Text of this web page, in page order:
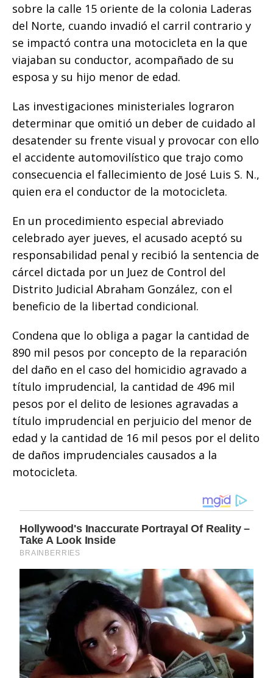
sobre la calle 15 oriente de la colonia Laderas
del Norte, cuando invadió el carril contrario y
se impactó contra una motocicleta en la que
viajaban su conductor, acompañado de su
esposa y su hijo menor de edad.
Las investigaciones ministeriales lograron
determinar que omitió un deber de cuidado al
desatender su frente visual y provocar con ello
el accidente automovilístico que trajo como
consecuencia el fallecimiento de José Luis S. N.,
quien era el conductor de la motocicleta.
En un procedimiento especial abreviado
celebrado ayer jueves, el acusado aceptó su
responsabilidad penal y recibió la sentencia de
cárcel dictada por un Juez de Control del
Distrito Judicial Abraham González, con el
beneficio de la libertad condicional.
Condena que lo obliga a pagar la cantidad de
890 mil pesos por concepto de la reparación
del daño en el caso del homicidio agravado a
título imprudencial, la cantidad de 496 mil
pesos por el delito de lesiones agravadas a
título imprudencial en perjuicio del menor de
edad y la cantidad de 16 mil pesos por el delito
de daños imprudenciales causados a la
motocicleta.